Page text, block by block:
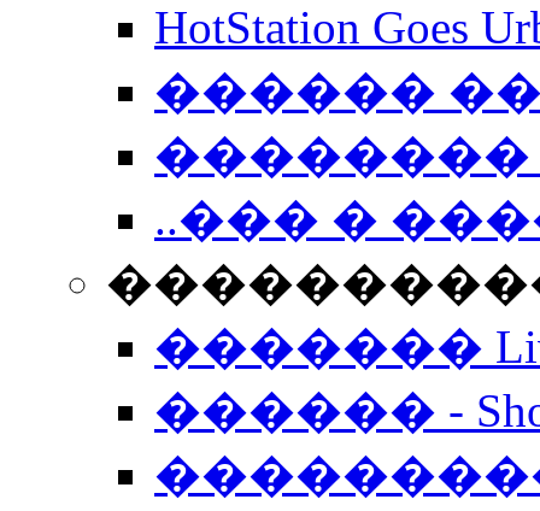
HotStation
������
��������
..��� �
����������
�������
������ -